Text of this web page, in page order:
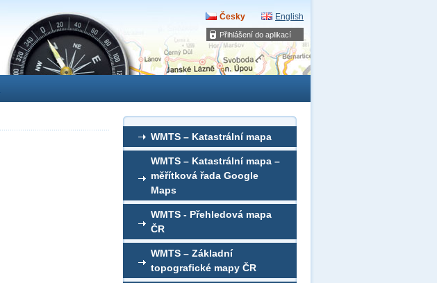
Přihlášení do aplikací
Česky English
WMTS – Katastrální mapa
WMTS – Katastrální mapa –
měřítková řada Google
Maps
WMTS - Přehledová mapa
ČR
WMTS – Základní
topografické mapy ČR